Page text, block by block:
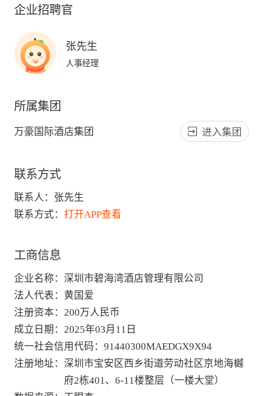
企业招聘官
张先生
人事经理
所属集团
万豪国际酒店集团 进入集团
联系方式
联系人： 张先生
联系方式： 打开APP查看
工商信息
企业名称 ： 深圳市碧海湾酒店管理有限公司
法人代表 ： 黄国爱
注册资本 ： 200万人民币
成立日期 ： 2025年03月11日
统一社会信用代码 ： 91440300MAEDGX9X94
注册地址 ： 深圳市宝安区西乡街道劳动社区京地海樾
府2栋401、6-11楼整层（一楼大堂）